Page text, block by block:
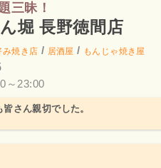
三昧！
堀 長野徳間店
み焼き店 / 居酒屋 / もんじゃ焼き屋
～23:00
さん親切でした。